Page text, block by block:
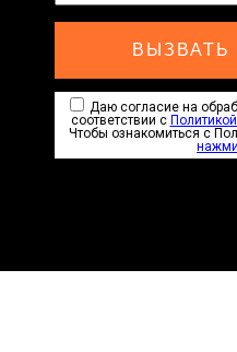
ВЫЗВАТЬ
Даю согласие на
соответствии с
Чтобы ознакомиться с